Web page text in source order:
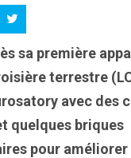
sa première
terrestre
avec des
quelques briques
pour améliorer